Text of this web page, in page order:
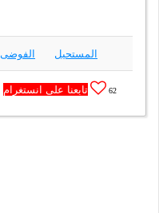
المستحيل الفوضى
62 تابعنا على انستغرام